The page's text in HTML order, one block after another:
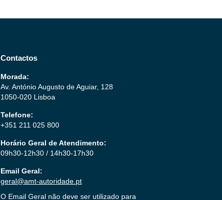
Contactos
Morada:
Av. António Augusto de Aguiar, 128
1050-020 Lisboa
Telefone:
+351 211 025 800
Horário Geral de Atendimento:
09h30-12h30 / 14h30-17h30
Email Geral:
geral@amt-autoridade.pt
O Email Geral não deve ser utilizado para